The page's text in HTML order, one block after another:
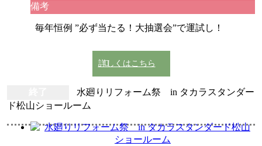
備考
毎年恒例 ”必ず当たる！大抽選会”で運試し！
詳しくはこちら
水廻りリフォーム祭 in タカラスタンダー
ド松山ショールーム